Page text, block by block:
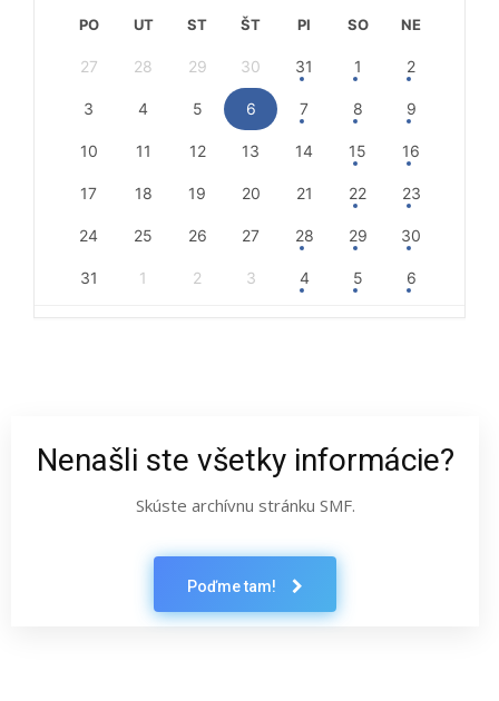
PO UT ST ŠT PI SO NE
27 28 29 30 31 1 2
3 4 5 6 7 8 9
10 11 12 13 14 15 16
17 18 19 20 21 22 23
24 25 26 27 28 29 30
31 1 2 3 4 5 6
Nenašli ste všetky informácie?
Skúste archívnu stránku SMF.
Poďme tam!